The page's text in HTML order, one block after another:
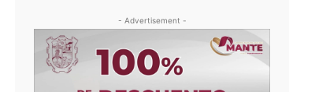
- Advertisement -